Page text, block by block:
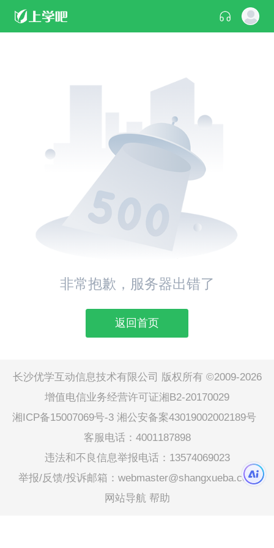
非常抱歉，服务器出错了
返回首页
长沙优学互动信息技术有限公司 版权所有 ©2009-2026
增值电信业务经营许可证湘B2-20170029
湘ICP备15007069号-3 湘公安备案43019002002189号
客服电话：4001187898
违法和不良信息举报电话：13574069023
举报/反馈/投诉邮箱：webmaster@shangxueba.com
网站导航 帮助